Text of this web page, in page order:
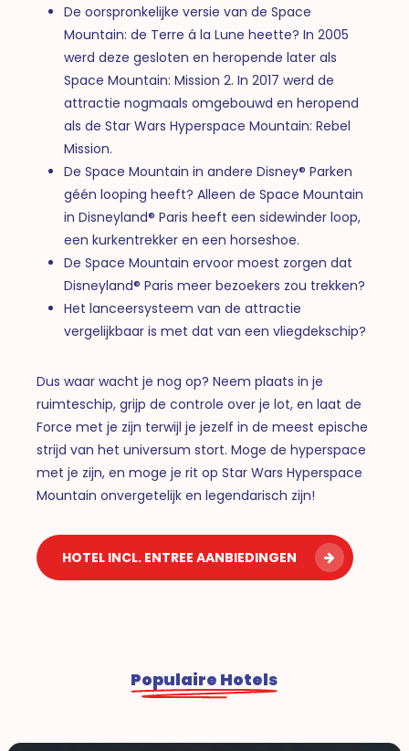
De oorspronkelijke versie van de Space
Mountain: de Terre á la Lune heette? In 2005
werd deze gesloten en heropende later als
Space Mountain: Mission 2. In 2017 werd de
attractie nogmaals omgebouwd en heropend
als de Star Wars Hyperspace Mountain: Rebel
Mission.
De Space Mountain in andere Disney® Parken
géén looping heeft? Alleen de Space Mountain
in Disneyland® Paris heeft een sidewinder loop,
een kurkentrekker en een horseshoe.
De Space Mountain ervoor moest zorgen dat
Disneyland® Paris meer bezoekers zou trekken?
Het lanceersysteem van de attractie
vergelijkbaar is met dat van een vliegdekschip?
Dus waar wacht je nog op? Neem plaats in je
ruimteschip, grijp de controle over je lot, en laat de
Force met je zijn terwijl je jezelf in de meest epische
strijd van het universum stort. Moge de hyperspace
met je zijn, en moge je rit op Star Wars Hyperspace
Mountain onvergetelijk en legendarisch zijn!
HOTEL INCL. ENTREE AANBIEDINGEN
Populaire Hotels